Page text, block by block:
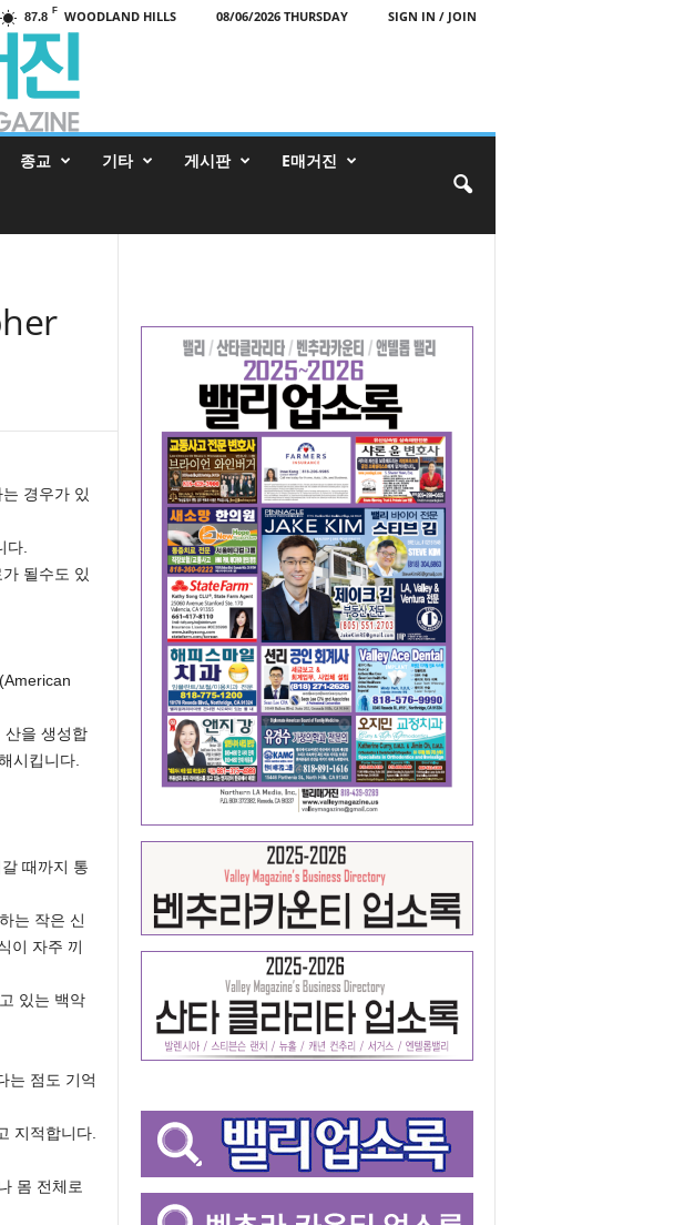
87.8 F WOODLAND HILLS 08/06/2026 THURSDAY SIGN IN / JOIN
종교 기타 게시판 E매거진
경우가 있
다.
될수도 있
산을 생성합
시킵니다.
때까지 통
는 작은 신
이 자주 끼
있는 백악
는 점도 기억
지적합니다.
몸 전체로